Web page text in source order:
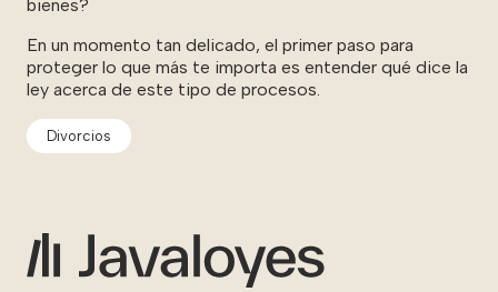
bienes?
En un momento tan delicado, el primer paso para
proteger lo que más te importa es entender qué dice la
ley acerca de este tipo de procesos.
Divorcios